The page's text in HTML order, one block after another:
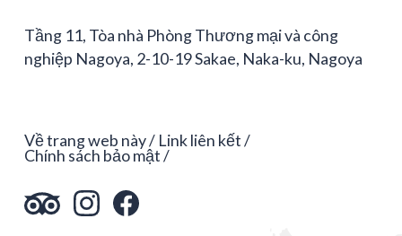
Tầng 11, Tòa nhà Phòng Thương mại và công
nghiệp Nagoya, 2-10-19 Sakae, Naka-ku, Nagoya
Về trang web này Link liên kết
Chính sách bảo mật